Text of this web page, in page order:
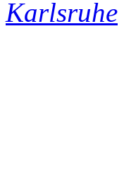
Karlsruhe